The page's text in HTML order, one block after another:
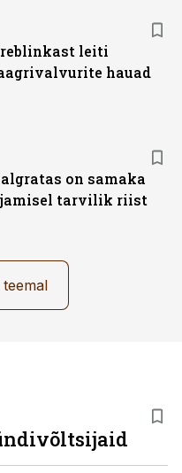
leiti
hauad
on samaka
tarvilik riist